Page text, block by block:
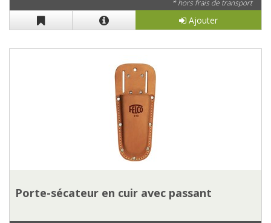
* hors frais de transport
Ajouter
Porte-sécateur en cuir avec passant